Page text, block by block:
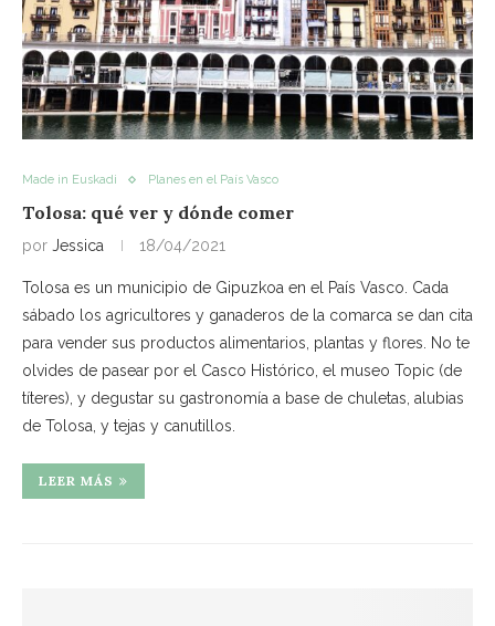
Made in Euskadi Planes en el País Vasco
Tolosa: qué ver y dónde comer
por Jessica 18/04/2021
Tolosa es un municipio de Gipuzkoa en el País Vasco. Cada
sábado los agricultores y ganaderos de la comarca se dan cita
para vender sus productos alimentarios, plantas y flores. No te
olvides de pasear por el Casco Histórico, el museo Topic (de
títeres), y degustar su gastronomía a base de chuletas, alubias
de Tolosa, y tejas y canutillos.
LEER MÁS